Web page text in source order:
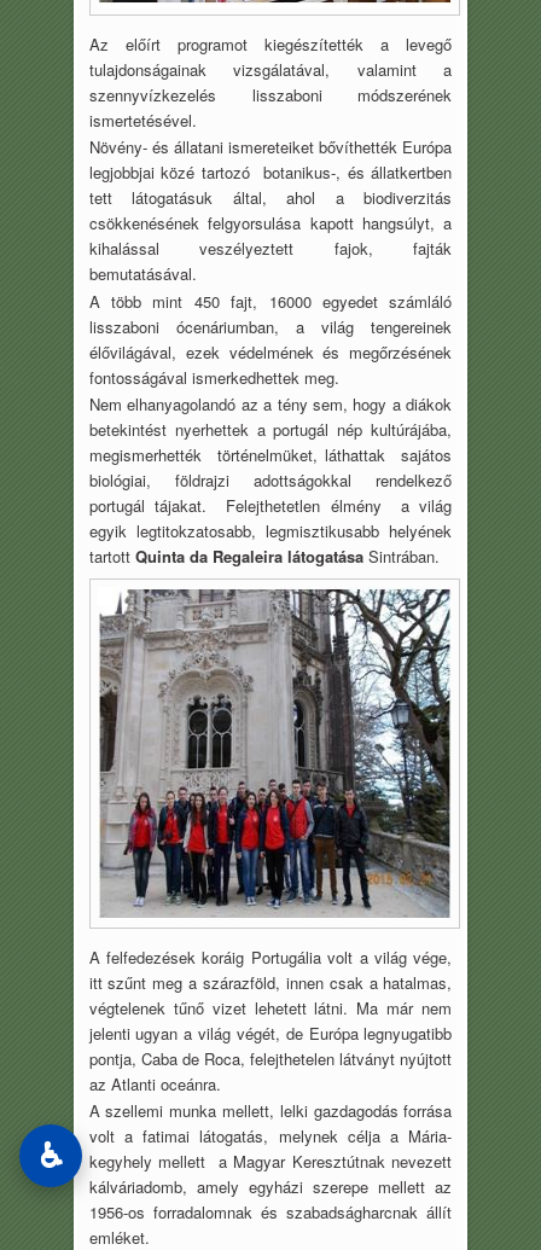
Az előírt programot kiegészítették a levegő
tulajdonságainak vizsgálatával, valamint a
szennyvízkezelés lisszaboni módszerének
ismertetésével.
Növény- és állatani ismereteiket bővíthették Európa
legjobbjai közé tartozó botanikus-, és állatkertben
tett látogatásuk által, ahol a biodiverzitás
csökkenésének felgyorsulása kapott hangsúlyt, a
kihalással veszélyeztett fajok, fajták
bemutatásával.
A több mint 450 fajt, 16000 egyedet számláló
lisszaboni ócenáriumban, a világ tengereinek
élővilágával, ezek védelmének és megőrzésének
fontosságával ismerkedhettek meg.
Nem elhanyagolandó az a tény sem, hogy a diákok
betekintést nyerhettek a portugál nép kultúrájába,
megismerhették történelmüket, láthattak sajátos
biológiai, földrajzi adottságokkal rendelkező
portugál tájakat. Felejthetetlen élmény a világ
egyik legtitokzatosabb, legmisztikusabb helyének
tartott Quinta da Regaleira látogatásaSintrában.
A felfedezések koráig Portugália volt a világ vége,
itt szűnt meg a szárazföld, innen csak a hatalmas,
végtelenek tűnő vizet lehetett látni. Ma már nem
jelenti ugyan a világ végét, de Európa legnyugatibb
pontja, Caba de Roca, felejthetelen látványt nyújtott
az Atlanti oceánra.
A szellemi munka mellett, lelki gazdagodás forrása
volt a fatimai látogatás, melynek célja a Mária-
kegyhely mellett a Magyar Keresztútnak nevezett
kálváriadomb, amely egyházi szerepe mellett az
1956-os forradalomnak és szabadságharcnak állít
emléket.
♿